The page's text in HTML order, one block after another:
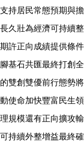
持居民常態預期與擔
久壯為經濟可持續整
許正向成績提供條件
基石共匯最終打創全
雙創雙優前行態勢將
使命加快豐富民生領
規模還有正向擴攻輸
持續外整增益最終確